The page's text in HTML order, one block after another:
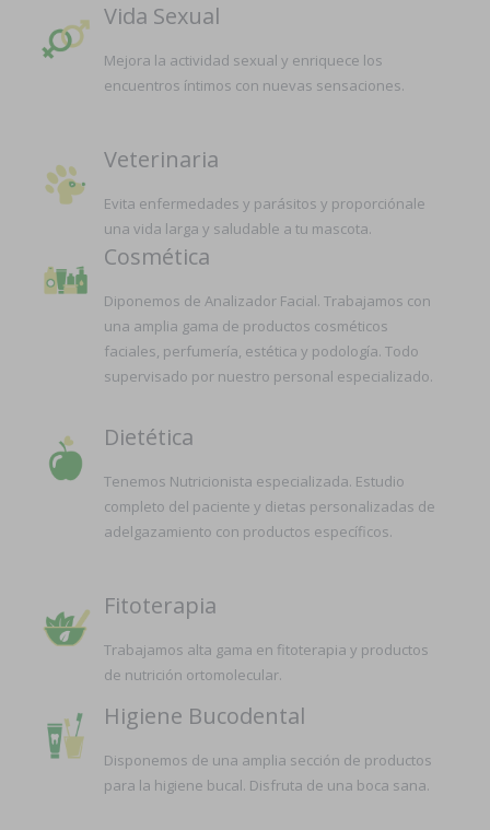
Vida Sexual
Mejora la actividad sexual y enriquece los
encuentros íntimos con nuevas sensaciones.
Veterinaria
Evita enfermedades y parásitos y proporciónale
una vida larga y saludable a tu mascota.
Cosmética
Diponemos de Analizador Facial. Trabajamos con
una amplia gama de productos cosméticos
faciales, perfumería, estética y podología. Todo
supervisado por nuestro personal especializado.
Dietética
Tenemos Nutricionista especializada. Estudio
completo del paciente y dietas personalizadas de
adelgazamiento con productos específicos.
Fitoterapia
Trabajamos alta gama en fitoterapia y productos
de nutrición ortomolecular.
Higiene Bucodental
Disponemos de una amplia sección de productos
para la higiene bucal. Disfruta de una boca sana.